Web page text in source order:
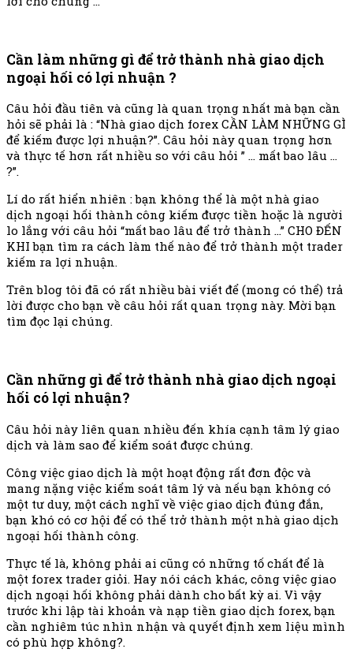
Cần làm những gì để trở thành nhà giao dịch
ngoại hối có lợi nhuận ?
Câu hỏi đầu tiên và cũng là quan trọng nhất mà bạn cần
hỏi sẽ phải là : “Nhà giao dịch forex CẦN LÀM NHỮNG GÌ
để kiếm được lợi nhuận?”. Câu hỏi này quan trọng hơn
và thực tế hơn rất nhiều so với câu hỏi ” … mất bao lâu …
?”.
Lí do rất hiển nhiên : bạn không thể là một nhà giao
dịch ngoại hối thành công kiếm được tiền hoặc là người
lo lắng với câu hỏi “mất bao lâu để trở thành …” CHO ĐẾN
KHI bạn tìm ra cách làm thế nào để trở thành một trader
kiếm ra lợi nhuận.
Trên blog tôi đã có rất nhiều bài viết để (mong có thể) trả
lời được cho bạn về câu hỏi rất quan trọng này. Mời bạn
tìm đọc lại chúng.
Cần những gì để trở thành nhà giao dịch ngoại
hối có lợi nhuận?
Câu hỏi này liên quan nhiều đến khía cạnh tâm lý giao
dịch và làm sao để kiểm soát được chúng.
Công việc giao dịch là một hoạt động rất đơn độc và
mang nặng việc kiểm soát tâm lý và nếu bạn không có
một tư duy, một cách nghĩ về việc giao dịch đúng đắn,
bạn khó có cơ hội để có thể trở thành một nhà giao dịch
ngoại hối thành công.
Thực tế là, không phải ai cũng có những tố chất để là
một forex trader giỏi. Hay nói cách khác, công việc giao
dịch ngoại hối không phải dành cho bất kỳ ai. Vì vậy
trước khi lập tài khoản và nạp tiền giao dịch forex, bạn
cần nghiêm túc nhìn nhận và quyết định xem liệu mình
có phù hợp không?.